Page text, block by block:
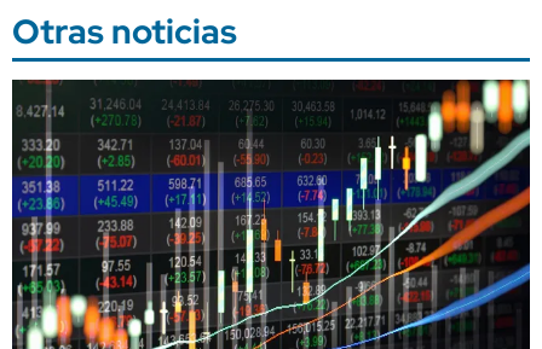
Otras noticias